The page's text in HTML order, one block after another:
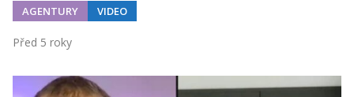
AGENTURY VIDEO
Před 5 roky